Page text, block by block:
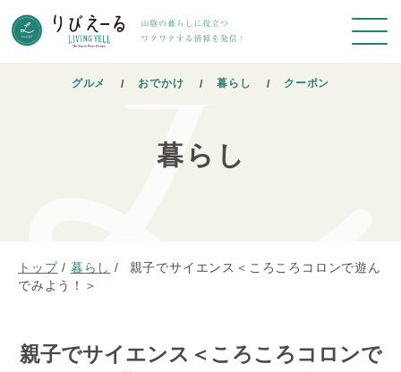
グルメ おでかけ 暮らし クーポン
暮らし
トップ / 暮らし /
親子でサイエンス＜ころころコロンで遊ん
でみよう！＞
親子でサイエンス＜ころころコロンで